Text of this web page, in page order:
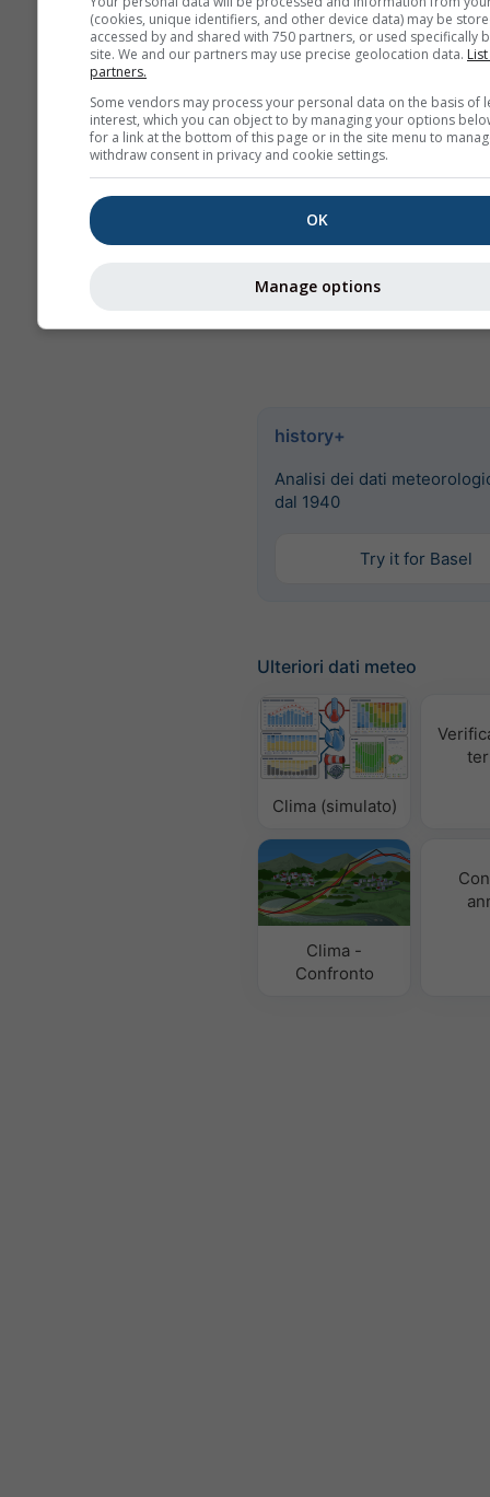
un'aggregazione mensile.
Offriamo anche dati
pagamento. Per favore
per maggiori informazioni
(
per Vigo possono essere
history+. Scaricate variabili
precipitazioni come CSV per
history+
Analisi dei dati
dal 1940
Try it for Basel
Ulteriori dati meteo
Clima (simulato)
Clima -
Confronto
(cookies, unique identifiers, and other device data) may be
accessed by and shared with 750 partners, or used specifically
site. We and our partners may use precise geolocation data.
partners.
Some vendors may process your personal data on the basis of
interest, which you can object to by managing your options
for a link at the bottom of this page or in the site menu to
withdraw consent in privacy and cookie settings.
OK
Manage options